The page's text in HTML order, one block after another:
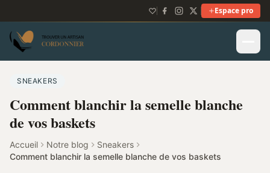
Espace pro
SNEAKERS
Comment blanchir la semelle blanche
de vos baskets
Accueil Notre blog
Sneakers
Comment blanchir la semelle blanche de vos baskets